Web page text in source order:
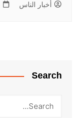
أخبار الناس
Search